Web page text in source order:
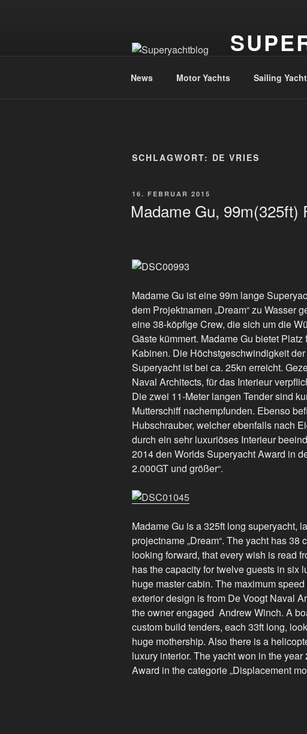
News Motor Yachts Sailing
SCHLAGWORT: DE VRIES
VERÖFFENTLICHT
16. FEBRUAR 2015
Madame Gu, 99m(325ft)
Madame Gu ist eine 99m lange
dem Projektnamen „Dream“ zu Wasser
eine 38-köpfige Crew, die sich um die
Gäste kümmert. Madame Gu bietet
Kabinen. Die Höchstgeschwindigkeit
Superyacht ist bei ca. 25kn erreicht.
Naval Architects, für das Interieur
Die zwei 11-Meter langen Tender sind
Mutterschiff nachempfunden. Ebenso
Hubschrauber, welcher ebenfalls nach
durch ein sehr luxuriöses Interieur
2014 den Worlds Superyacht Award in
2.000GT und größer“.
Madame Gu is a 325ft long superyacht,
projectname „Dream“. The yacht has 38
looking forward, that every wish is read
has the capacity for twelve guests in six
huge master cabin. The maximum
exterior design is from De Voogt Naval
the owner engaged Andrew Winch. A
custom build tenders, each 33ft long,
huge mothership. Also there is a
luxury interior. The yacht won in the
Award in the categorie „Displacement